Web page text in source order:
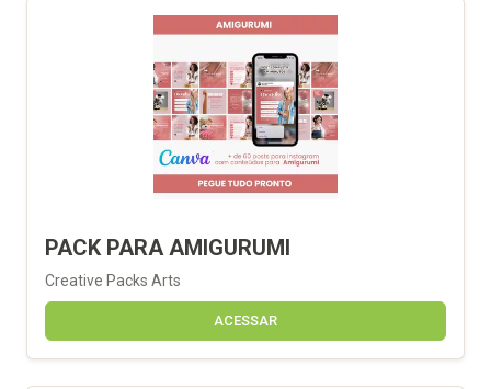
PACK PARA AMIGURUMI
Creative Packs Arts
ACESSAR